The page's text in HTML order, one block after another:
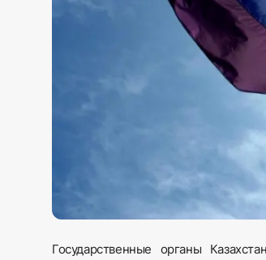
Государственные органы